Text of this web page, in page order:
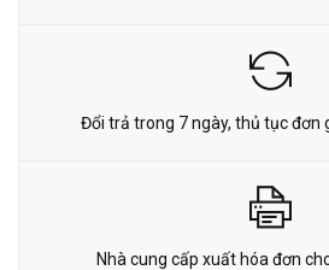
Đổi trả trong 7 ngày, thủ tục đơn
Nhà cung cấp xuất hóa đơn